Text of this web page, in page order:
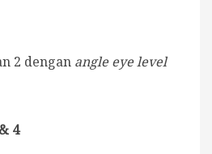
2 dengan angle eye level
4